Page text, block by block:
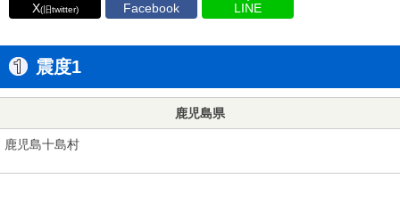
X(旧twitter) Facebook LINE
震度1
鹿児島県
鹿児島十島村